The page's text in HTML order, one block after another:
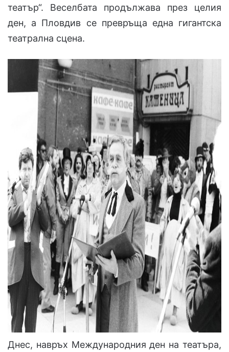
театър“. Веселбата продължава през целия
ден, а Пловдив се превръща една гигантска
театрална сцена.
Днес, навръх Международния ден на театъра,